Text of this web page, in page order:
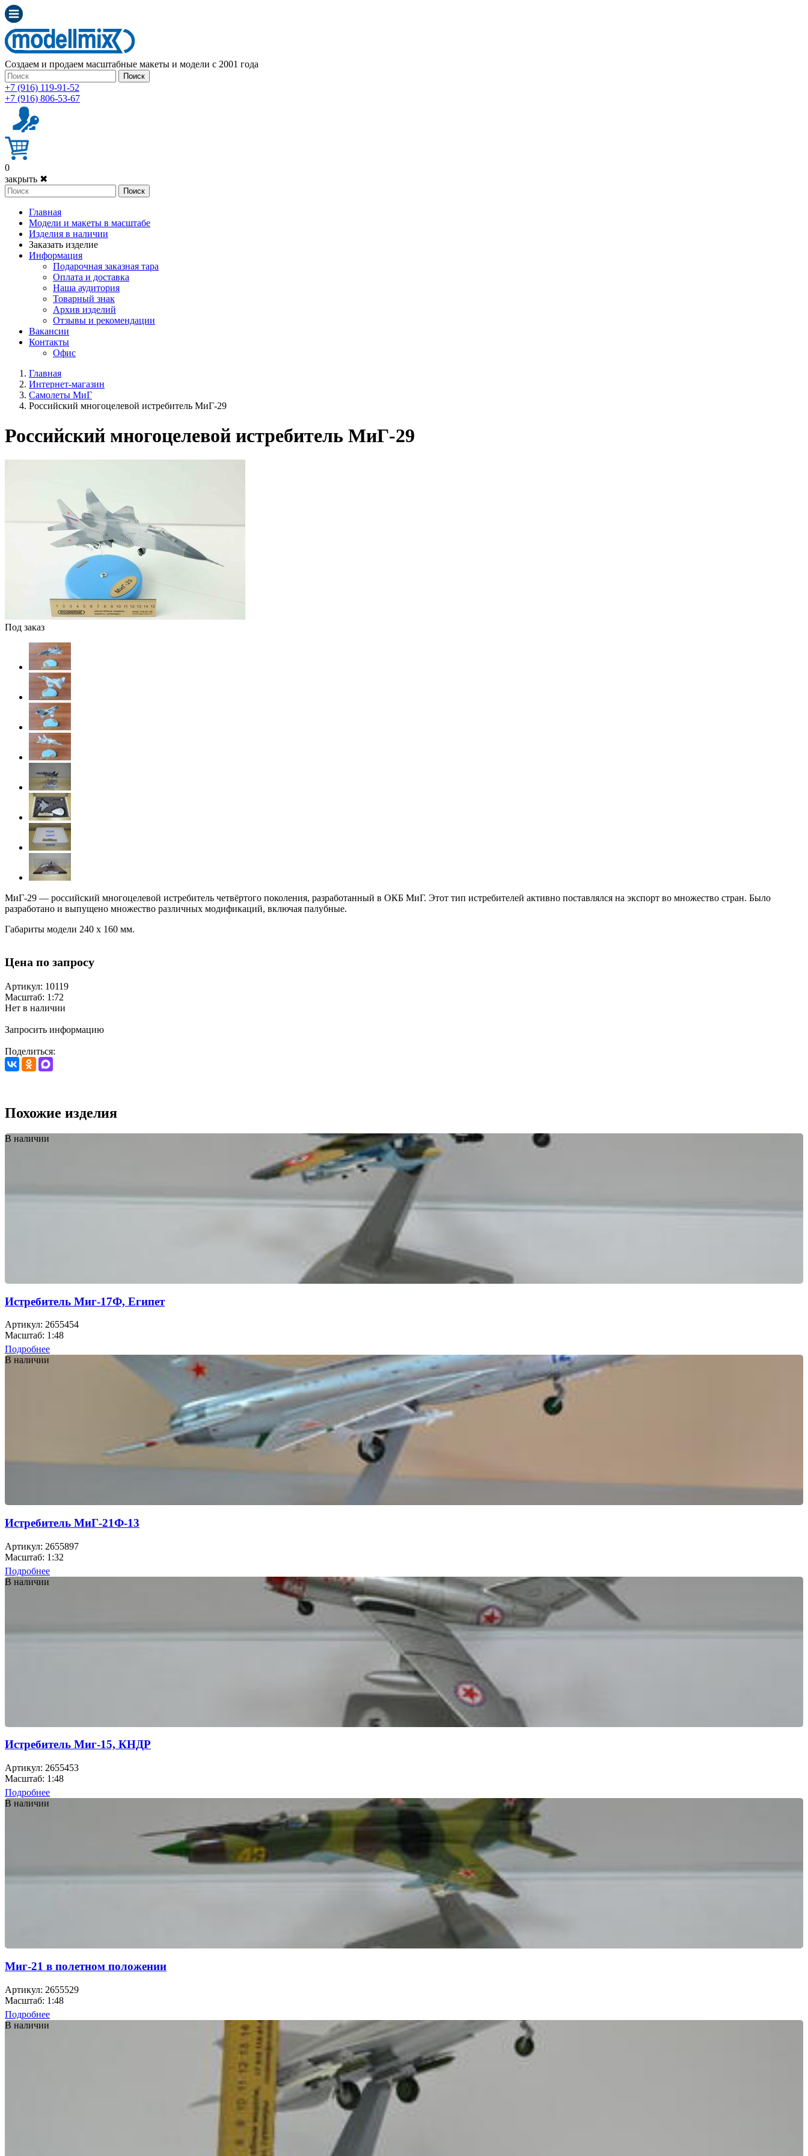
Создаем и продаем масштабные макеты и модели с 2001 года
Поиск
+7 (916) 119-91-52
+7 (916) 806-53-67
0
закрыть ✖
Поиск
Главная
Модели и макеты в масштабе
Изделия в наличии
Заказать изделие
Информация
Подарочная заказная тара
Оплата и доставка
Наша аудитория
Товарный знак
Архив изделий
Отзывы и рекомендации
Вакансии
Контакты
Офис
Главная
Интернет-магазин
Самолеты МиГ
Российский многоцелевой истребитель МиГ-29
Российский многоцелевой истребитель МиГ-29
Под заказ
МиГ-29 — российский многоцелевой истребитель четвёртого поколения, разработанный в ОКБ МиГ. Этот тип истребителей активно поставлялся на экспорт во множество стран. Было
разработано и выпущено множество различных модификаций, включая палубные.
Габариты модели 240 х 160 мм.
Цена по запросу
Артикул: 10119
Масштаб: 1:72
Нет в наличии
Запросить информацию
Поделиться:
Похожие изделия
В наличии
Истребитель Миг-17Ф, Египет
Артикул: 2655454
Масштаб: 1:48
Подробнее
В наличии
Истребитель МиГ-21Ф-13
Артикул: 2655897
Масштаб: 1:32
Подробнее
В наличии
Истребитель Миг-15, КНДР
Артикул: 2655453
Масштаб: 1:48
Подробнее
В наличии
Миг-21 в полетном положении
Артикул: 2655529
Масштаб: 1:48
Подробнее
В наличии